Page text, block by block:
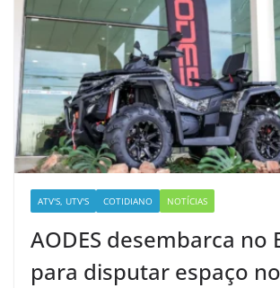
ATV'S, UTV'S COTIDIANO NOTÍCIAS
AODES desembarca no
para disputar espaço no